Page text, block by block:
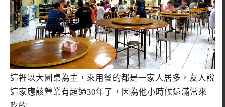
這裡以大圓桌為主，來用餐的都是一家人居多，友人說
這家應該營業有超過30年了，因為他小時候還滿常來